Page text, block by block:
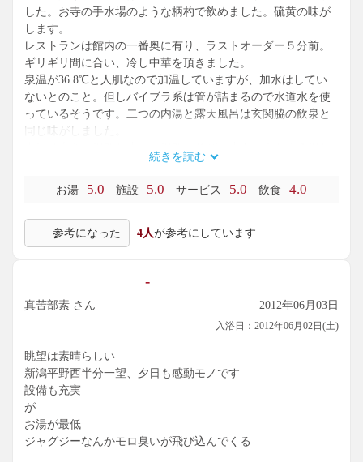
した。お寺の手水場のような柄杓で飲めました。硫黄の味が
します。
レストランは館内の一番奥に有り、ラストオーダー５分前。
ギリギリ間に合い、冷し中華を頂きました。
泉温が36.8℃と人肌なので加温していますが、加水はしてい
ないとのこと。但しバイブラ系は管が詰まるので水道水を使
っているそうです。二つの内湯と露天風呂は玄関脇の飲泉と
同じ味がしました。
書いてありました。ぬる湯で無い方もそれほど熱くは無かっ
たので、ぬる湯はかなりぬるく、長い時間浸かっていられま
露天風呂からは新潟の夜景を見渡せました。これで花火でも
ました。大気の状態が不安定なので、局地的な落雷なのかは
今一わかりませんでした。
ろ割引券利用で400円。100円バック式無料ロッカー有り、無
料ドライヤー有り、露天風呂有り。
続きを読む
お湯 5.0 施設 5.0 サービス 5.0 飲食 4.0
参考になった 4人が参考にしています
-
真苦部素 さん 2012年06月03日
入浴日：2012年06月02日(土)
眺望は素晴らしい
新潟平野西半分一望、夕日も感動モノです
設備も充実
が
お湯が最低
ジャグジーなんかモロ臭いが飛び込んでくる